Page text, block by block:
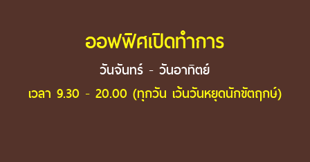
ออฟฟิศเปิดทำการ
วันจันทร์ - วันอาทิตย์
เวลา 9.30 - 20.00 (ทุกวัน เว้นวันหยุดนักขัตฤกษ์)